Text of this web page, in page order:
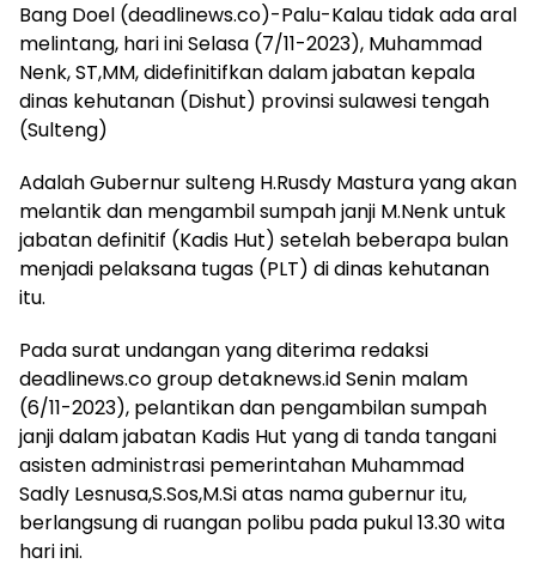
Bang Doel (deadlinews.co)-Palu-Kalau tidak ada aral
melintang, hari ini Selasa (7/11-2023), Muhammad
Nenk, ST,MM, didefinitifkan dalam jabatan kepala
dinas kehutanan (Dishut) provinsi sulawesi tengah
(Sulteng)
Adalah Gubernur sulteng H.Rusdy Mastura yang akan
melantik dan mengambil sumpah janji M.Nenk untuk
jabatan definitif (Kadis Hut) setelah beberapa bulan
menjadi pelaksana tugas (PLT) di dinas kehutanan
itu.
Pada surat undangan yang diterima redaksi
deadlinews.co group detaknews.id Senin malam
(6/11-2023), pelantikan dan pengambilan sumpah
janji dalam jabatan Kadis Hut yang di tanda tangani
asisten administrasi pemerintahan Muhammad
Sadly Lesnusa,S.Sos,M.Si atas nama gubernur itu,
berlangsung di ruangan polibu pada pukul 13.30 wita
hari ini.